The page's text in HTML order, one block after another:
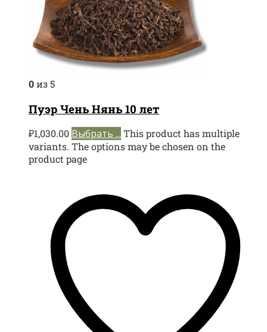
0из 5
Пуэр Чень Нянь 10 лет
₽1,030.00 Выбрать ... This product has multiple
variants. The options may be chosen on the
product page